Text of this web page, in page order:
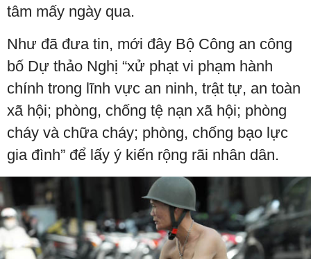
tâm mấy ngày qua.
Như đã đưa tin, mới đây Bộ Công an công
bố Dự thảo Nghị “xử phạt vi phạm hành
chính trong lĩnh vực an ninh, trật tự, an toàn
xã hội; phòng, chống tệ nạn xã hội; phòng
cháy và chữa cháy; phòng, chống bạo lực
gia đình” để lấy ý kiến rộng rãi nhân dân.